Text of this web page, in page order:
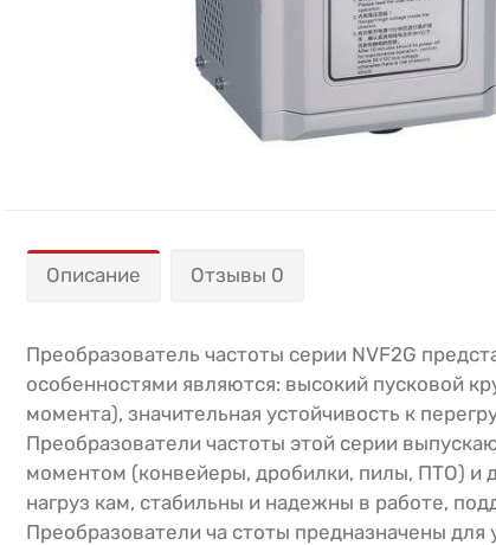
Описание Отзывы 0
Преобразователь частоты серии NVF2G
особенностями являются: высокий пусковой
момента), значительная устойчивость к
Преобразователи частоты этой серии
моментом (конвейеры, дробилки, пилы, ПТО) и
нагруз кам, стабильны и надежны в работе,
Преобразователи ча стоты предназначены